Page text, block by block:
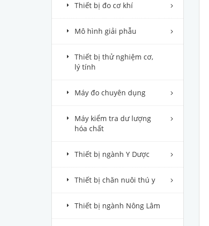
Thiết bị đo cơ khí
Mô hình giải phẫu
Thiết bị thử nghiệm cơ,
lý tính
Máy đo chuyên dụng
Máy kiểm tra dư lượng
hóa chất
Thiết bị ngành Y Dược
Thiết bị chăn nuôi thú y
Thiết bị ngành Nông Lâm